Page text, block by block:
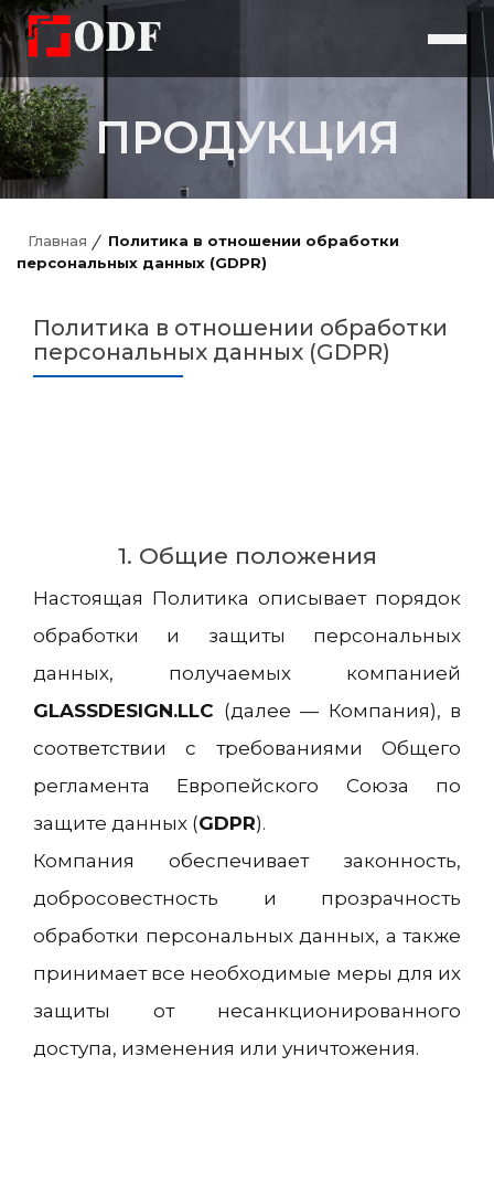
ПРОДУКЦИЯ
Главная
Политика в отношении обработки
персональных данных (GDPR)
Политика в отношении обработки
персональных данных (GDPR)
1. Общие положения
Настоящая Политика описывает порядок
обработки и защиты персональных
данных, получаемых компанией
GLASSDESIGN.LLC (далее — Компания), в
соответствии с требованиями Общего
регламента Европейского Союза по
защите данных (GDPR).
Компания обеспечивает законность,
добросовестность и прозрачность
обработки персональных данных, а также
принимает все необходимые меры для их
защиты от несанкционированного
доступа, изменения или уничтожения.